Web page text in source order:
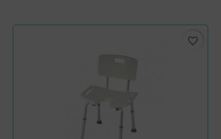
favorite_border